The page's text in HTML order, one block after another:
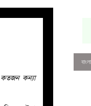
কতজন কন্যা